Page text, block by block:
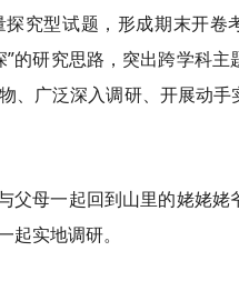
究型试题，形成期末开卷
的研究思路，突出跨学科
广泛深入调研、开展动手
父母一起回到山里的姥姥
实地调研。